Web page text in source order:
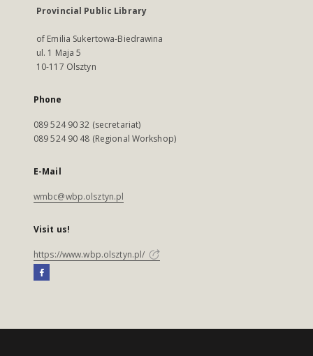
Provincial Public Library
of Emilia Sukertowa-Biedrawina
ul. 1 Maja 5
10-117 Olsztyn
Phone
089 524 90 32 (secretariat)
089 524 90 48 (Regional Workshop)
E-Mail
wmbc@wbp.olsztyn.pl
Visit us!
https://www.wbp.olsztyn.pl/